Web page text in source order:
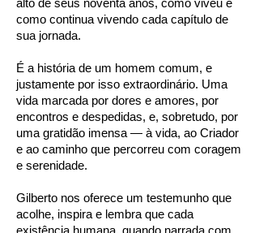
alto de seus noventa anos, como viveu e
como continua vivendo cada capítulo de
sua jornada.
É a história de um homem comum, e
justamente por isso extraordinário. Uma
vida marcada por dores e amores, por
encontros e despedidas, e, sobretudo, por
uma gratidão imensa — à vida, ao Criador
e ao caminho que percorreu com coragem
e serenidade.
Gilberto nos oferece um testemunho que
acolhe, inspira e lembra que cada
existência humana, quando narrada com